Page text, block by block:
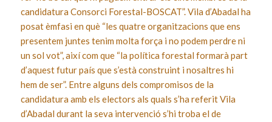
candidatura Consorci Forestal-BOSCAT”. Vila d’Abadal ha
posat èmfasi en què “les quatre organitzacions que ens
presentem juntes tenim molta força i no podem perdre ni
un sol vot”, així com que “la política forestal formarà part
d’aquest futur país que s’està construint i nosaltres hi
hem de ser”. Entre alguns dels compromisos de la
candidatura amb els electors als quals s’ha referit Vila
d’Abadal durant la seva intervenció s’hi troba el de